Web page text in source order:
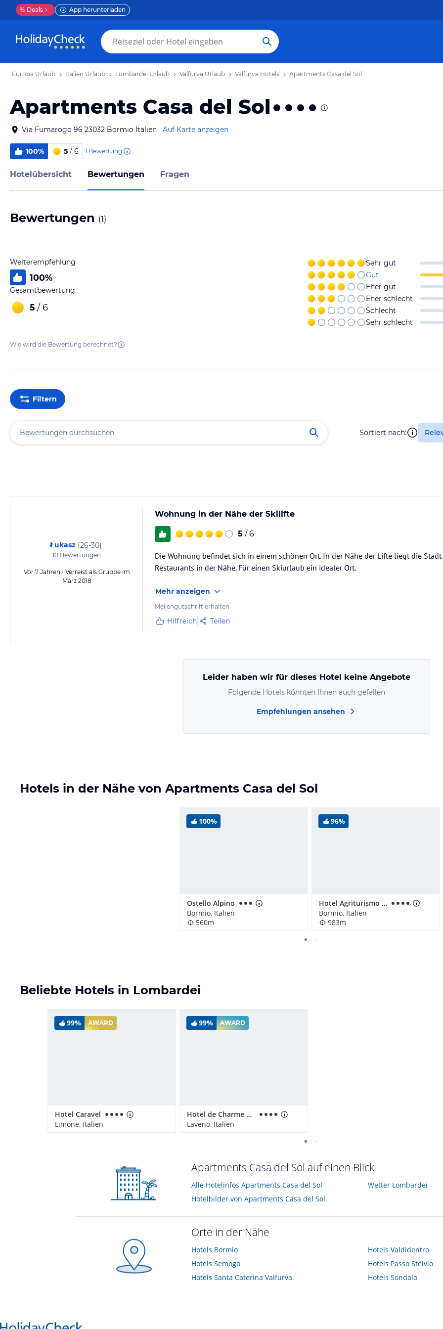
% Deals App herunterladen
Europa Urlaub Italien Urlaub Lombardei Urlaub Valfurva Urlaub Valfurva Hotels Apartments Casa del Sol
Apartments Casa del Sol
Via Fumarogo 96 23032 Bormio Italien Auf Karte anzeigen
100% 5 / 6 1 Bewertung
Hotelübersicht Bewertungen Fragen
Bewertungen (1)
Weiterempfehlung
100%
Gesamtbewertung
5 / 6
Sehr gut
Gut
Eher gut
Eher schlecht
Schlecht
Sehr schlecht
Wie wird die Bewertung berechnet?
Filtern
Sortiert nach:
Łukasz (26-30)
10 Bewertungen
Vor 7 Jahren • Verreist als Gruppe im
März 2018
Wohnung in der Nähe der Skilifte
5 / 6
Die Wohnung befindet sich in einem schönen Ort. In der Nähe der Lifte liegt die
Restaurants in der Nähe. Für einen Skiurlaub ein idealer Ort.
Mehr anzeigen
Meilengutschrift erhalten
Hilfreich Teilen
Leider haben wir für dieses Hotel keine Angebote
Folgende Hotels könnten Ihnen auch gefallen
Empfehlungen ansehen
Hotels in der Nähe von Apartments Casa del Sol
100%
Ostello Alpino
Bormio, Italien
560m
96%
Hotel Agriturismo Rini
Bormio, Italien
983m
Beliebte Hotels in Lombardei
99% AWARD
Hotel Caravel
Limone, Italien
99% AWARD
Hotel de Charme Laveno
Laveno, Italien
Apartments Casa del Sol auf einen Blick
Alle Hotelinfos Apartments Casa del Sol
Hotelbilder von Apartments Casa del Sol
Wetter Lombardei
Orte in der Nähe
Hotels Bormio
Hotels Semogo
Hotels Santa Caterina Valfurva
Hotels Valdidentro
Hotels Passo Stelvio
Hotels Sondalo